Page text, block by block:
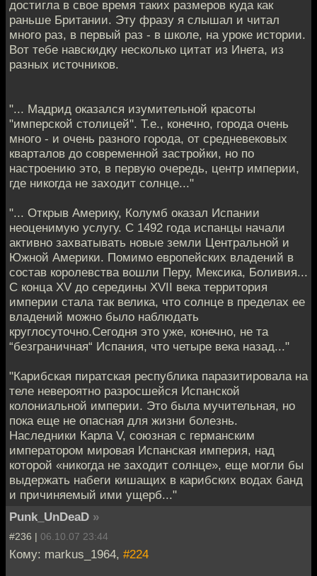
достигла в свое время таких размеров куда как
раньше Британии. Эту фразу я слышал и читал
много раз, в первый раз - в школе, на уроке истории.
Вот тебе навскидку несколько цитат из Инета, из
разных источников.
"... Мадрид оказался изумительной красоты
"имперской столицей". Т.е., конечно, города очень
много - и очень разного города, от средневековых
кварталов до современной застройки, но по
настроению это, в первую очередь, центр империи,
где никогда не заходит солнце..."
"... Открыв Америку, Колумб оказал Испании
неоценимую услугу. С 1492 года испанцы начали
активно захватывать новые земли Центральной и
Южной Америки. Помимо европейских владений в
состав королевства вошли Перу, Мексика, Боливия...
С конца XV до середины XVII века территория
империи стала так велика, что солнце в пределах ее
владений можно было наблюдать
круглосуточно.Сегодня это уже, конечно, не та
“безграничная“ Испания, что четыре века назад..."
"Карибская пиратская республика паразитировала на
теле невероятно разросшейся Испанской
колониальной империи. Это была мучительная, но
пока еще не опасная для жизни болезнь.
Наследники Карла V, союзная с германским
императором мировая Испанская империя, над
которой «никогда не заходит солнце», еще могли бы
выдержать набеги кишащих в карибских водах банд
и причиняемый ими ущерб..."
Punk_UnDeaD »
#236 | 06.10.07 23:44
Кому: markus_1964, #224